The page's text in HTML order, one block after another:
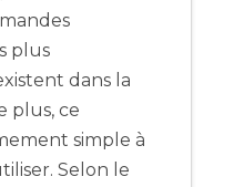
plus
dans la
plus, ce
simple à
Selon le